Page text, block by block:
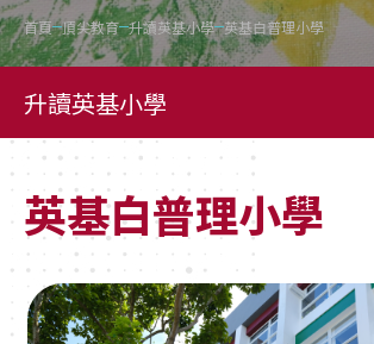
首頁 頂尖教育 升讀英基小學 英基白普理小學
升讀英基小學
英基白普理小學